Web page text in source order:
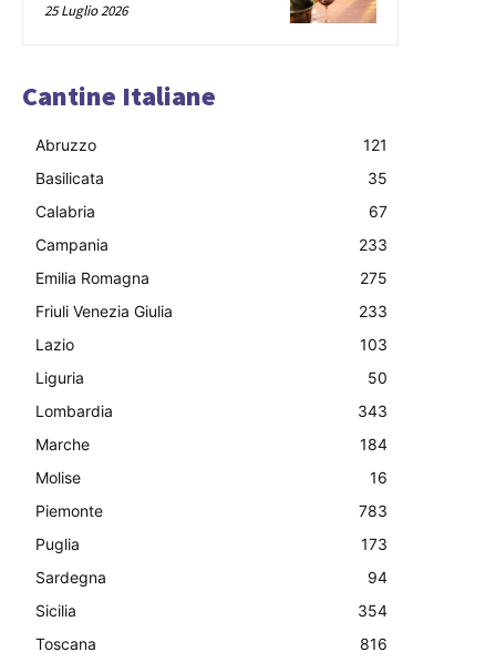
25 Luglio 2026
Cantine Italiane
Abruzzo
121
Basilicata
35
Calabria
67
Campania
233
Emilia Romagna
275
Friuli Venezia Giulia
233
Lazio
103
Liguria
50
Lombardia
343
Marche
184
Molise
16
Piemonte
783
Puglia
173
Sardegna
94
Sicilia
354
Toscana
816